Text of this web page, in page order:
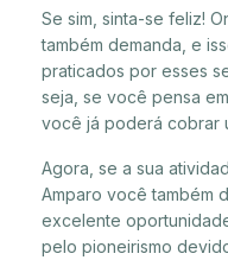
Se sim, sinta-se feliz!
também demanda, e
praticados por esses
seja, se você pensa
você já poderá cobrar
Agora, se a sua
Amparo você também
excelente
pelo pioneirismo